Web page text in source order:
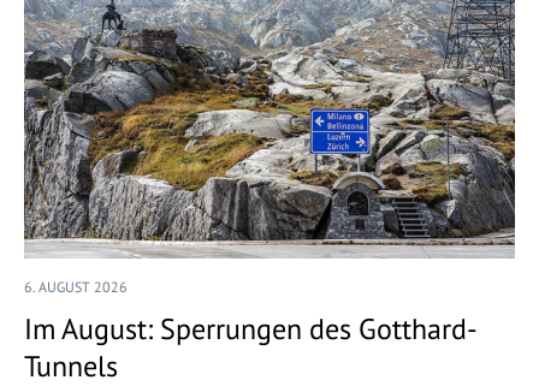
6. AUGUST 2026
Im August: Sperrungen des Gotthard-
Tunnels